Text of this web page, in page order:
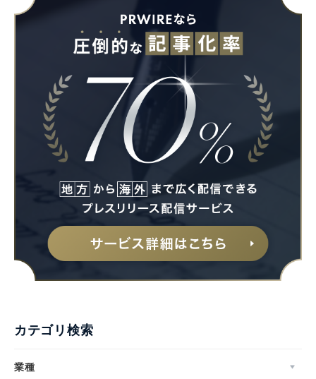
カテゴリ検索
業種